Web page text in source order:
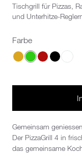
Tischgrill für Pizzas,
und Unterhitze-
Farbe
Wähle eine Farbe
Gemeinsam
Der PizzaGrill 4 in
das gemeinsame